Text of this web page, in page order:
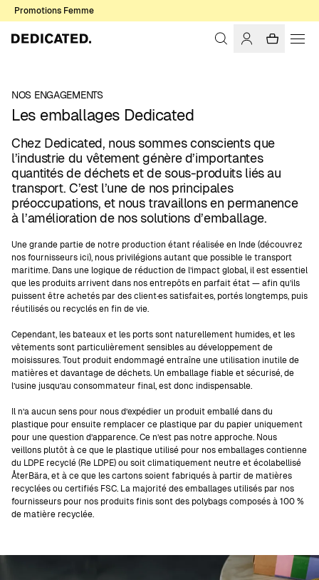
Promotions Femme
NOS ENGAGEMENTS
Les emballages Dedicated
Chez Dedicated, nous sommes conscients que
l’industrie du vêtement génère d’importantes
quantités de déchets et de sous-produits liés au
transport. C’est l’une de nos principales
préoccupations, et nous travaillons en permanence
à l’amélioration de nos solutions d’emballage.
Une grande partie de notre production étant réalisée en Inde (découvrez
nos fournisseurs ici), nous privilégions autant que possible le transport
maritime. Dans une logique de réduction de l’impact global, il est essentiel
que les produits arrivent dans nos entrepôts en parfait état — afin qu’ils
puissent être achetés par des client·es satisfait·es, portés longtemps, puis
réutilisés ou recyclés en fin de vie.
Cependant, les bateaux et les ports sont naturellement humides, et les
vêtements sont particulièrement sensibles au développement de
moisissures. Tout produit endommagé entraîne une utilisation inutile de
matières et davantage de déchets. Un emballage fiable et sécurisé, de
l’usine jusqu’au consommateur final, est donc indispensable.
Il n’a aucun sens pour nous d’expédier un produit emballé dans du
plastique pour ensuite remplacer ce plastique par du papier uniquement
pour une question d’apparence. Ce n’est pas notre approche. Nous
veillons plutôt à ce que le plastique utilisé pour nos emballages contienne
du LDPE recyclé (Re LDPE) ou soit climatiquement neutre et écolabellisé
ÅterBära, et à ce que les cartons soient fabriqués à partir de matières
recyclées ou certifiés FSC. La majorité des emballages utilisés par nos
fournisseurs pour nos produits finis sont des polybags composés à 100 %
de matière recyclée.